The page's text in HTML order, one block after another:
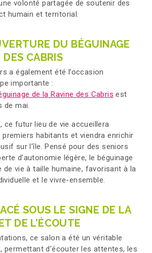
volonté partagée de soutenir des
humain et territorial.
DU BÉGUINAGE
DES CABRIS
a également été l’occasion
importante :
de la Ravine des Cabris est
de mai.
ce futur lieu de vie accueillera
habitants et viendra enrichir
sur l’île. Pensé pour des seniors
d’autonomie légère, le béguinage
de vie à taille humaine, favorisant à la
et le vivre-ensemble.
SOUS LE SIGNE DE LA
DE L’ÉCOUTE
ce salon a été un véritable
permettant d’écouter les attentes, les